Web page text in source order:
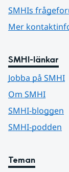
SMHIs
Mer
SMHI-länkar
Jobba på SMHI
Om SMHI
SMHI-bloggen
SMHI-podden
Teman